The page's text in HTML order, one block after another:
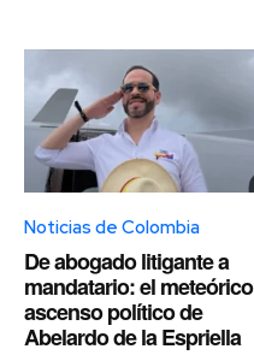
Noticias de Colombia
De abogado litigante a
mandatario: el meteórico
ascenso político de
Abelardo de la Espriella